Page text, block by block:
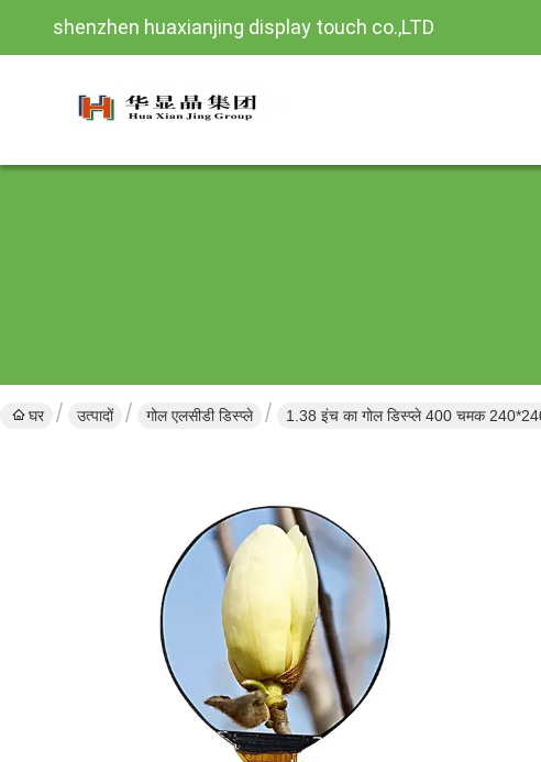
shenzhen huaxianjing display touch co.,LTD
घर उत्पादों गोल एलसीडी डिस्प्ले 1.38 इंच का गोल डिस्प्ले 400 चमक